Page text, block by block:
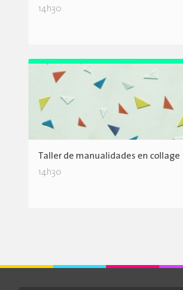
14h30
Taller de manualidades en collage
14h30